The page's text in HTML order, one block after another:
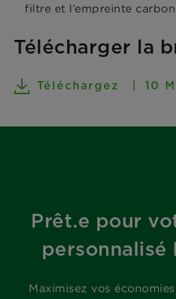
filtre et l’empreinte
Télécharger la
Téléchargez 10
Prêt.e pour
personnalisé
Maximisez vos